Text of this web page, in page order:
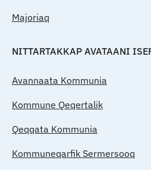
Majoriaq
NITTARTAKKAP AVATAANI
Avannaata Kommunia
Kommune Qeqertalik
Qeqqata Kommunia
Kommuneqarfik Sermersooq